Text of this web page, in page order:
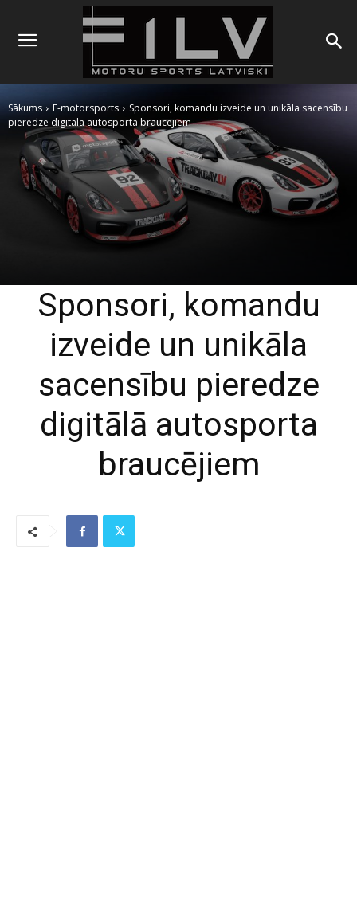
Sākums E-motorsports
Sponsori, komandu izveide un unikāla sacensību
pieredze digitālā autosporta braucējiem
Sponsori, komandu
izveide un unikāla
sacensību pieredze
digitālā autosporta
braucējiem